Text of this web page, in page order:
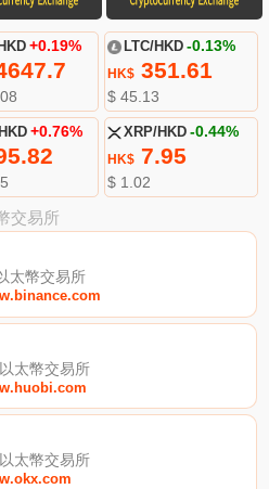
+0.19% LTC/HKD -0.13%
HK$351.61
$ 45.13
+0.76% XRP/HKD -0.44%
HK$7.95
$ 1.02
交易所
太幣交易所
太幣交易所
太幣交易所